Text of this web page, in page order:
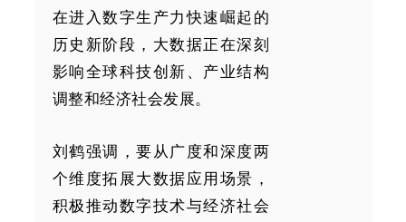
在进入数字生产力快速崛起的
历史新阶段，大数据正在深刻
影响全球科技创新、产业结构
调整和经济社会发展。
刘鹤强调，要从广度和深度两
个维度拓展大数据应用场景，
积极推动数字技术与经济社会